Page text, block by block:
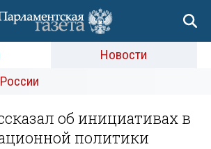
Новости
об инициативах в
политики